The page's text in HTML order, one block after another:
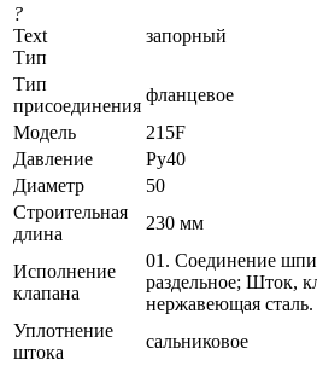
?
Text
Тип
запорный
Тип
присоединения
фланцевое
Модель
215F
Давление
Ру40
Диаметр
50
Строительная
длина
230 мм
Исполнение
клапана
01. Соединение
раздельное; Шток,
нержавеющая сталь.
Уплотнение
штока
сальниковое